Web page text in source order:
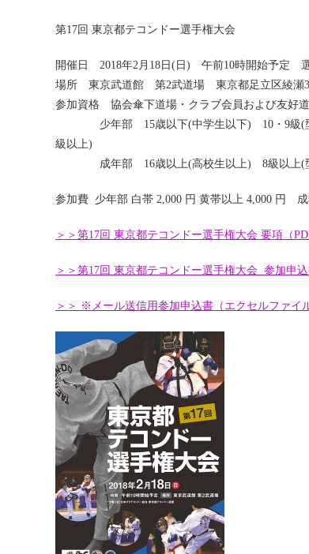
第17回 東京都テコンドー選手権大会
開催日 2018年2月18日(日) 午前10時開始予定 選
場所 東京武道館 第2武道場 東京都足立区綾瀬
参加資格 協会傘下道場・クラブ会員および友好
少年部 15歳以下(中学生以下) 10・9級(型・
級以上)
成年部 16歳以上(高校生以上) 8級以上(
参加費 少年部 白帯 2,000 円 黄帯以上 4,000 円 成
＞＞第17回 東京都テコンドー選手権大会 要項（
＞＞第17回 東京都テコンドー選手権大会 参加申込
＞＞ ※メール送信用参加申込書（エクセルファイ